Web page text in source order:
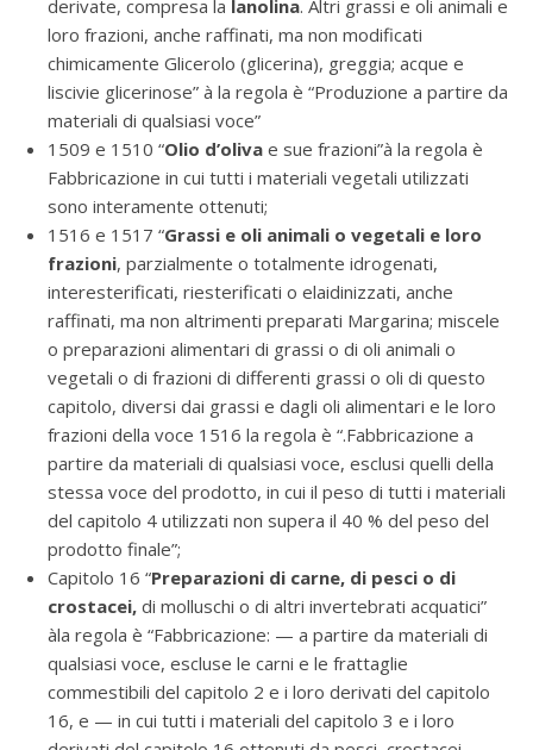
derivate, compresa la lanolina. Altri grassi e oli animali e
loro frazioni, anche raffinati, ma non modificati
chimicamente Glicerolo (glicerina), greggia; acque e
liscivie glicerinose” à la regola è “Produzione a partire da
materiali di qualsiasi voce”
1509 e 1510 “Olio d’oliva e sue frazioni”à la regola è
Fabbricazione in cui tutti i materiali vegetali utilizzati
sono interamente ottenuti;
1516 e 1517 “Grassi e oli animali o vegetali e loro
frazioni, parzialmente o totalmente idrogenati,
interesterificati, riesterificati o elaidinizzati, anche
raffinati, ma non altrimenti preparati Margarina; miscele
o preparazioni alimentari di grassi o di oli animali o
vegetali o di frazioni di differenti grassi o oli di questo
capitolo, diversi dai grassi e dagli oli alimentari e le loro
frazioni della voce 1516 la regola è “.Fabbricazione a
partire da materiali di qualsiasi voce, esclusi quelli della
stessa voce del prodotto, in cui il peso di tutti i materiali
del capitolo 4 utilizzati non supera il 40 % del peso del
prodotto finale”;
Capitolo 16 “Preparazioni di carne, di pesci o di
crostacei, di molluschi o di altri invertebrati acquatici”
àla regola è “Fabbricazione: — a partire da materiali di
qualsiasi voce, escluse le carni e le frattaglie
commestibili del capitolo 2 e i loro derivati del capitolo
16, e — in cui tutti i materiali del capitolo 3 e i loro